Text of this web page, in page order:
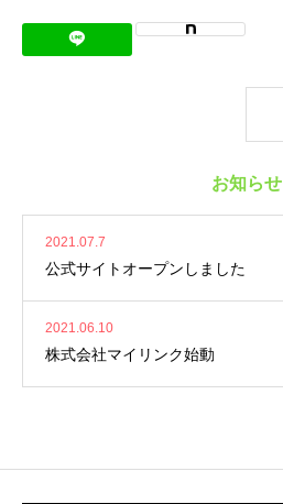
お知らせ
2021.07.7
公式サイトオープンしました
2021.06.10
株式会社マイリンク始動